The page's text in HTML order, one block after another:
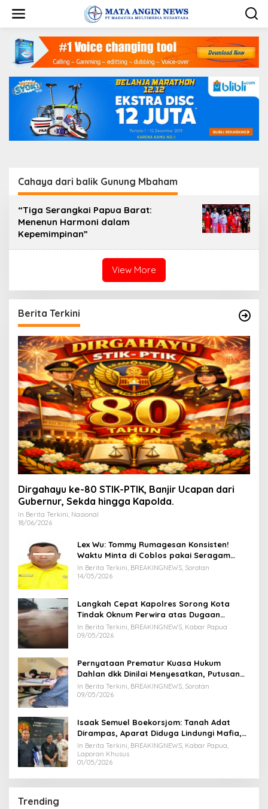
i
Cahaya dari balik Gunung Mbaham
“Tiga Serangkai Papua Barat:
Menenun Harmoni dalam
Kepemimpinan”
View More
Berita Terkini
Dirgahayu ke-80 STIK-PTIK, Banjir Ucapan dari
Gubernur, Sekda hingga Kapolda.
In Berita Terkini, Nasional
18/06/2026
Lex Wu: Tommy Rumagesan Konsisten!
Waktu Minta di Coblos pakai Seragam
Kuning, Waktu MenCoblos Juga pakai Kaos
Kuning.
In Berita Terkini, BREAKINGNEWS, Sorotan
14/05/2026
Langkah Cepat Kapolres Sorong Kota
Tindak Oknum Perwira atas Dugaan
Kekerasan Brutal Terhadap Anak
In Berita Terkini, BREAKINGNEWS, Kabar Papua
09/05/2026
Pernyataan Prematur Kuasa Hukum
Dahlan dkk Dinilai Menyesatkan, Putusan
PK Isaak Boekorsjom Belum Dipublikasikan
In Berita Terkini, BREAKINGNEWS, Sorotan
09/05/2026
Isaak Semuel Boekorsjom: Tanah Adat
Dirampas, Aparat Diduga Lindungi Mafia,
Kasus Kini Jadi Prioritas ATR/BPN
In Berita Terkini, BREAKINGNEWS, Kabar Papua,
Laporan Khusus
01/05/2026
Trending